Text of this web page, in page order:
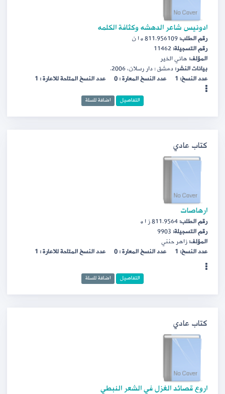
ادونيس شاعر الدهشه وكثافة الكلمه
رقم الطلب:
رقم التسجيلة:
المؤلف:هاني الخير
بيانات النشر:دمشق : دار رسلان، 2006.
عدد النسخ: 1
عدد النسخ المعارة : 0 عدد النسخ المتاحة للاعارة : 1
التفاصيل اضافة للسلة
كتاب عادي
ارهاصات
رقم الطلب:
رقم التسجيلة:
المؤلف:زاهر حنني
عدد النسخ: 1
عدد النسخ المعارة : 0 عدد النسخ المتاحة للاعارة : 1
التفاصيل اضافة للسلة
كتاب عادي
اروع قصائد الغزل في الشعر النبطي